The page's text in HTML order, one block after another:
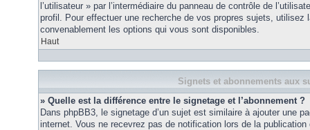
l’utilisateur » par l’intermédiaire du panneau de contrôle de
profil. Pour effectuer une recherche de vos propres sujets, utilisez
convenablement les options qui vous sont disponibles.
Haut
Signets et abonnements aux
» Quelle est la différence entre le signetage et l’abonnement ?
Dans phpBB3, le signetage d’un sujet est similaire à ajouter une
internet. Vous ne recevrez pas de notification lors de la publication